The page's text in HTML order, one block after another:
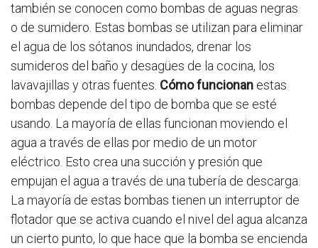
también se conocen como bombas de aguas negras
o de sumidero. Estas bombas se utilizan para eliminar
el agua de los sótanos inundados, drenar los
sumideros del baño y desagües de la cocina, los
lavavajillas y otras fuentes. Cómo funcionan estas
bombas depende del tipo de bomba que se esté
usando. La mayoría de ellas funcionan moviendo el
agua a través de ellas por medio de un motor
eléctrico. Esto crea una succión y presión que
empujan el agua a través de una tubería de descarga.
La mayoría de estas bombas tienen un interruptor de
flotador que se activa cuando el nivel del agua alcanza
un cierto punto, lo que hace que la bomba se encienda